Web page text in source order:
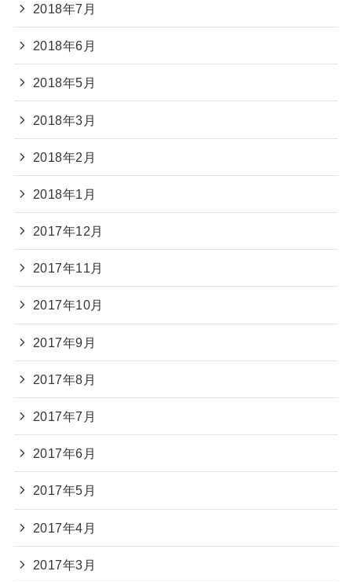
2018年7月
2018年6月
2018年5月
2018年3月
2018年2月
2018年1月
2017年12月
2017年11月
2017年10月
2017年9月
2017年8月
2017年7月
2017年6月
2017年5月
2017年4月
2017年3月